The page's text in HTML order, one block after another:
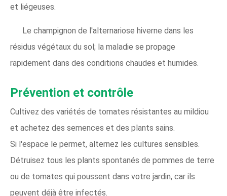
et liégeuses.
Le champignon de l'alternariose hiverne dans les
résidus végétaux du sol; la maladie se propage
rapidement dans des conditions chaudes et humides.
Prévention et contrôle
Cultivez des variétés de tomates résistantes au mildiou
et achetez des semences et des plants sains.
Si l'espace le permet, alternez les cultures sensibles.
Détruisez tous les plants spontanés de pommes de terre
ou de tomates qui poussent dans votre jardin, car ils
peuvent déjà être infectés.